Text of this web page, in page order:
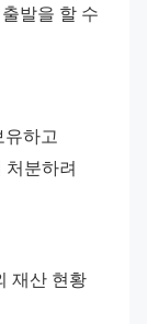
발을 할 수
하고
처분하려
재산 현황